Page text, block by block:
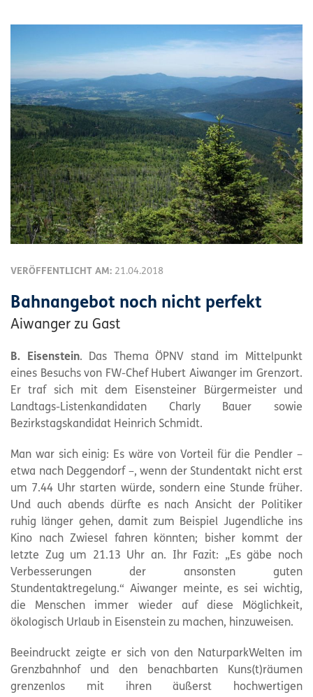
VERÖFFENTLICHT AM: 21.04.2018
Bahnangebot noch nicht perfekt
Aiwanger zu Gast
B. Eisenstein. Das Thema ÖPNV stand im Mittelpunkt
eines Besuchs von FW-Chef Hubert Aiwanger im Grenzort.
Er traf sich mit dem Eisensteiner Bürgermeister und
Landtags-Listenkandidaten Charly Bauer sowie
Bezirkstagskandidat Heinrich Schmidt.
Man war sich einig: Es wäre von Vorteil für die Pendler –
etwa nach Deggendorf –, wenn der Stundentakt nicht erst
um 7.44 Uhr starten würde, sondern eine Stunde früher.
Und auch abends dürfte es nach Ansicht der Politiker
ruhig länger gehen, damit zum Beispiel Jugendliche ins
Kino nach Zwiesel fahren könnten; bisher kommt der
letzte Zug um 21.13 Uhr an. Ihr Fazit: „Es gäbe noch
Verbesserungen der ansonsten guten
Stundentaktregelung.“ Aiwanger meinte, es sei wichtig,
die Menschen immer wieder auf diese Möglichkeit,
ökologisch Urlaub in Eisenstein zu machen, hinzuweisen.
Beeindruckt zeigte er sich von den NaturparkWelten im
Grenzbahnhof und den benachbarten Kuns(t)räumen
grenzenlos mit ihren äußerst hochwertigen